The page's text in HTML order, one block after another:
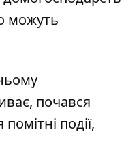
можуть
почався
події,